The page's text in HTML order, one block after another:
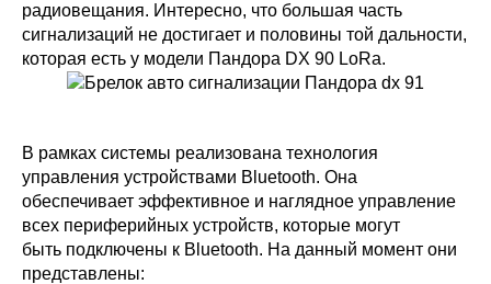
радиовещания. Интересно, что большая часть
сигнализаций не достигает и половины той дальности,
которая есть у модели Пандора DX 90 LoRa.
В рамках системы реализована технология
управления устройствами Bluetooth. Она
обеспечивает эффективное и наглядное управление
всех периферийных устройств, которые могут
быть подключены к Bluetooth. На данный момент они
представлены: